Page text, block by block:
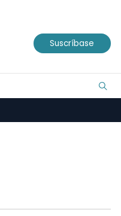
Suscríbase